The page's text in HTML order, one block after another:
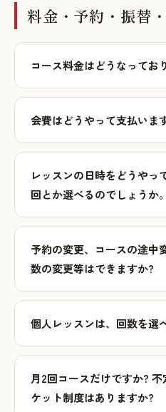
料金・予約・振替
コース料金はどうなってお
会費はどうやって支払いま
レッスンの日時をどうやっ
回とか選べるのでしょうか。
予約の変更、コースの途中
数の変更等はできますか?
個人レッスンは、回数を選
月2回コースだけですか?
ケット制度はありますか?